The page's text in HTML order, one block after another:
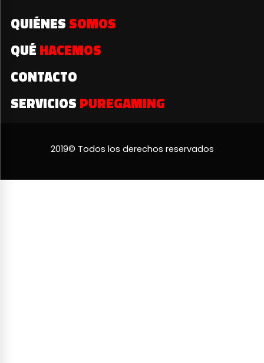
QUIÉNES SOMOS
QUÉ HACEMOS
CONTACTO
SERVICIOS PUREGAMING
2019© Todos los derechos reservados